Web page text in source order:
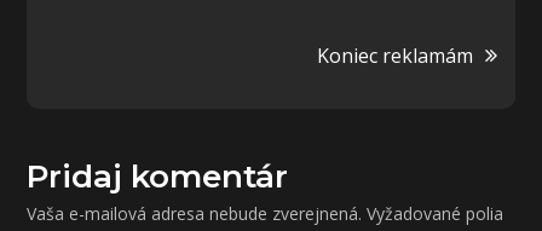
Koniec reklamám
Pridaj komentár
Vaša e-mailová adresa nebude zverejnená. Vyžadované polia